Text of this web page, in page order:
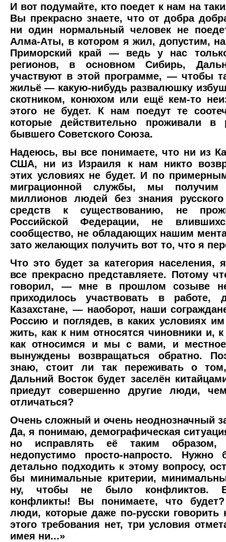
И вот подумайте, кто поедет к нам на
Вы прекрасно знаете, что от добра
ни один нормальный человек не
Алма-Аты, в котором я жил, допустим, на
Приморский край — ведь у нас
регионов, в основном Сибирь,
участвуют в этой программе, — чтобы
жильё — какую-нибудь развалюшку
скотником, конюхом или ещё кем-то
этого не будет. К нам поедут те
которые действительно проживали в
бывшего Советского Союза.
Надеюсь, вы все понимаете, что ни из
США, ни из Израиля к нам никто
этих условиях не будет. И по
миграционной службы, мы получим
миллионов людей без знания
средств к существованию, не
Российской Федерации, не
сообщество, не обладающих нашим
зато желающих получить вот то, что я
Что это будет за категория
все прекрасно представляете. Потому
говорил, — мне в прошлом созыве
приходилось участвовать в работе,
Казахстане, — наоборот, наши
Россию и поглядев, в каких условиях
жить, как к ним относятся чиновники и,
как относимся и мы с вами, и местное
вынуждены возвращаться обратно.
знаю, стоит ли так переживать о
Дальний Восток будет заселён
приедут совершенно другие люди,
отличаться?
Очень сложный и очень неоднозначный
Да, я понимаю, демографическая
но исправлять её таким
недопустимо просто-напросто. Нужно
детально подходить к этому вопросу,
бы минимальные критерии,
ну, чтобы не было конфликтов.
конфликты! Вы понимаете, что
люди, которые даже по-русски
этого требования нет, три условия
имея ни...»